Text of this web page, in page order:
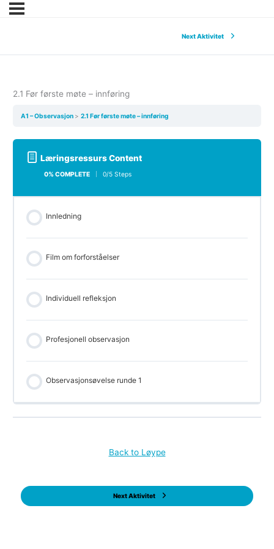
Next Aktivitet
2.1 Før første møte – innføring
A1 – Observasjon 2.1 Før første møte – innføring
Læringsressurs Content
0% COMPLETE 0/5 Steps
Innledning
Film om forforståelser
Individuell refleksjon
Profesjonell observasjon
Observasjonsøvelse runde 1
Back to Løype
Next Aktivitet